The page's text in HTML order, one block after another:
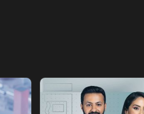
أخبار الشرق